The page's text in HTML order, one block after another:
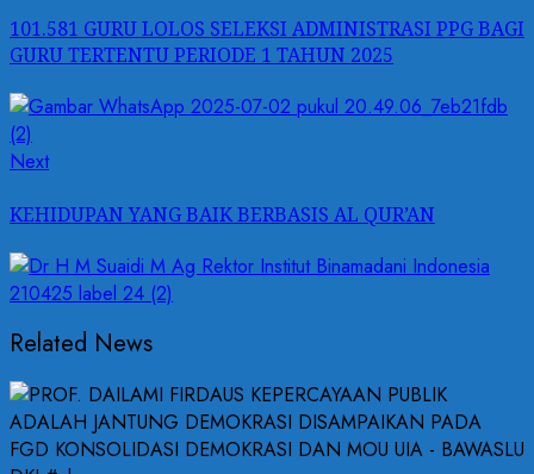
navigation
101.581 GURU LOLOS SELEKSI ADMINISTRASI PPG BAGI
GURU TERTENTU PERIODE 1 TAHUN 2025
NextNext
KEHIDUPAN YANG BAIK BERBASIS AL QUR’AN
Related News